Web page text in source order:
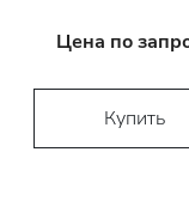
Цена по
Купить